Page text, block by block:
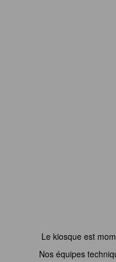
Le kiosque est
Nos équipes